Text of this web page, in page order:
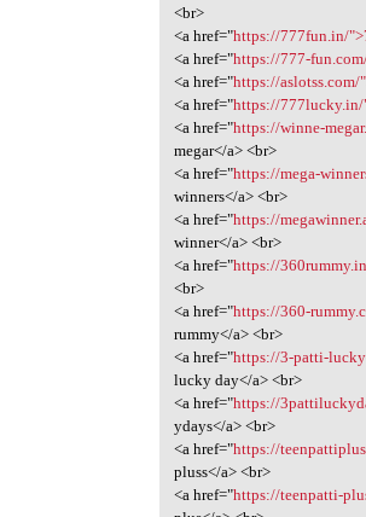
<br>
<a href="https://777fun.in/
<a href="https://777-
<a href="https://aslotss.com/
<a href="https://
<a href="https://winne-
megar</a> <br>
<a href="https://mega-
winners</a> <br>
<a href="https://
winner</a> <br>
<a href="https://
<br>
<a href="https://360-
rummy</a> <br>
<a href="https://3-patti-
lucky day</a> <br>
<a href="https://
ydays</a> <br>
<a href="https://
pluss</a> <br>
<a href="https://teenpatti-